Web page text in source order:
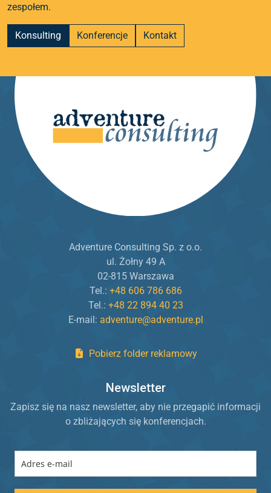
zespołem.
Konsulting Konferencje Kontakt
Adventure Consulting Sp. z o.o.
ul. Żołny 49 A
02-815 Warszawa
Tel.: +48 606 786 686
Tel.: +48 22 894 40 23
E-mail: adventure@adventure.pl
Pobierz folder reklamowy
Newsletter
Zapisz się na nasz newsletter, aby nie przegapić informacji
o zbliżających się konferencjach.